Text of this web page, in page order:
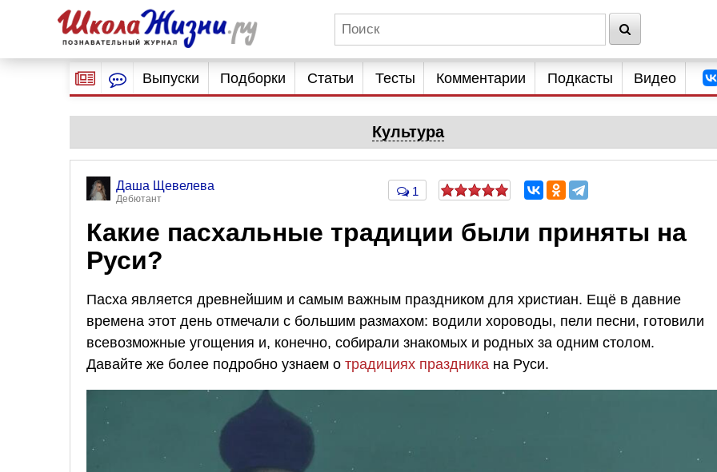
Выпуски Подборки Статьи Тесты Комментарии Подкасты Видео
Культура
Даша Щевелева
Дебютант
1
Какие пасхальные традиции были приняты на
Руси?
Пасха является древнейшим и самым важным праздником для христиан. Ещё в давние
времена этот день отмечали с большим размахом: водили хороводы, пели песни, готовили
всевозможные угощения и, конечно, собирали знакомых и родных за одним столом.
Давайте же более подробно узнаем о традициях праздника на Руси.